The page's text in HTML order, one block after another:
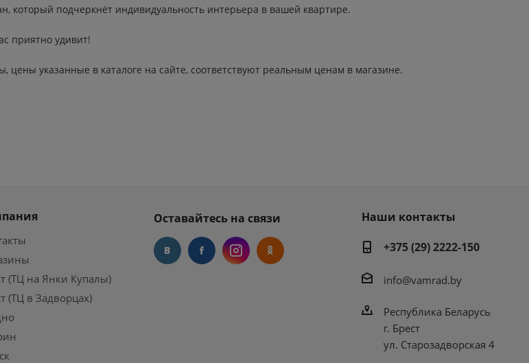
который подчеркнёт индивидуальность интерьера в вашей квартире.
приятно удивит!
цены указанные в каталоге на сайте, соответствуют реальным ценам в магазине.
(ТЦ на Янки Купалы)
(ТЦ в Задворцах)
Оставайтесь на связи
Наши контакты
+375 (29) 2222-150
info@vamrad.by
Республика Беларусь
г. Брест
ул. Старозадворская 4